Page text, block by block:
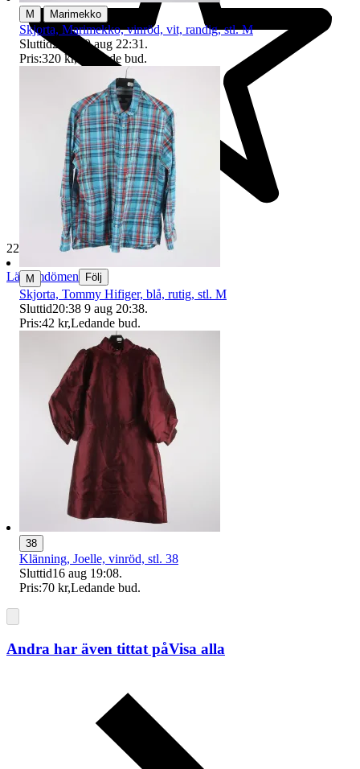
229 611 omdömen
Läs omdömen Följ
M Marimekko
Skjorta, Marimekko, vinröd, vit, randig, stl. M
Sluttid22:31 9 aug 22:31 .
Pris:320 kr, Ledande bud.
M
Skjorta, Tommy Hifiger, blå, rutig, stl. M
Sluttid20:38 9 aug 20:38.
Pris:42 kr,Ledande bud.
38
Klänning, Joelle, vinröd, stl. 38
Sluttid16 aug 19:08.
Pris:70 kr,Ledande bud.
Andra har även tittat påVisa alla